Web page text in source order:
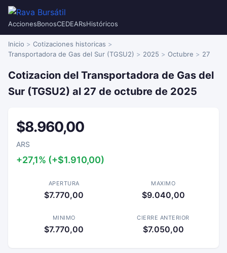
AccionesBonosCEDEARsHistóricos
Inicio
Cotizaciones historicas
Transportadora de Gas del Sur (TGSU2)
2025 Octubre 27
Cotizacion del Transportadora de Gas del
Sur (TGSU2) al 27 de octubre de 2025
$8.960,00
ARS
+27,1% (+$1.910,00)
APERTURA
$7.770,00
MAXIMO
$9.040,00
MINIMO
$7.770,00
CIERRE ANTERIOR
$7.050,00